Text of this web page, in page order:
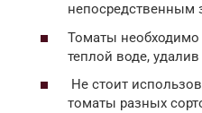
непосредственным
Томаты
теплой воде,
Не стоит
томаты разных